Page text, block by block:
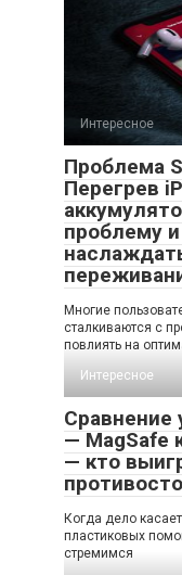
Интересное
Проблема
Перегрев
проблему
Многие
сталкиваются с
повлиять на
Интересное
Сравнение
— MagSafe
— кто
Когда дело
пластиковых
стремимся